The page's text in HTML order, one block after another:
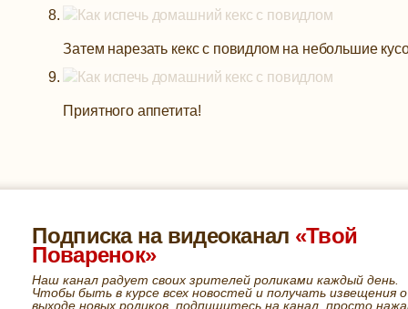
Затем нарезать кекс с повидлом на небольшие
Приятного аппетита!
Подписка на видеоканал «Твой
Поваренок»
Наш канал радует своих зрителей роликами каждый день.
Чтобы быть в курсе всех новостей и получать извещения о
выходе новых роликов, подпишитесь на канал, просто